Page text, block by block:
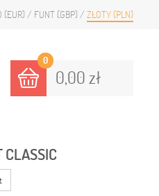
(EUR) FUNT (GBP) ZŁOTY (PLN)
0
0,00 zł
CLASSIC